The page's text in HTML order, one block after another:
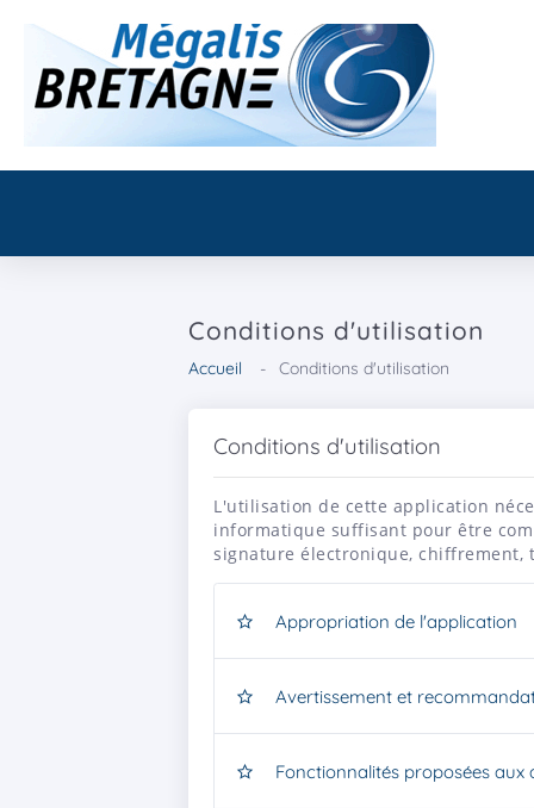
Conditions d'utilisation
Accueil Conditions d'utilisation
Conditions d'utilisation
L'utilisation de cette application
informatique suffisant pour être
signature électronique, chiffrement,
Appropriation de l'application
Avertissement et
Fonctionnalités proposées aux